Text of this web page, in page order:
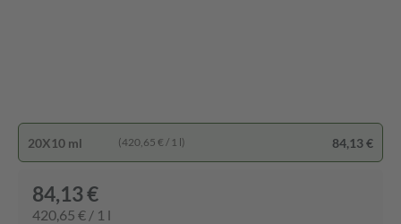
20X10 ml (420,65 € / 1 l) 84,13 €
84,13 €
420,65 € / 1 l